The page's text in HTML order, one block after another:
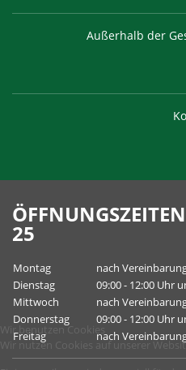
Außerhalb der
25
Montag
nach
Dienstag
09:00 - 12:00 Uhr
Mittwoch
nach
Donnerstag
09:00 - 12:00 Uhr
Freitag
nach
Wir benutzen Cookies
Wir nutzen Cookies auf unserer